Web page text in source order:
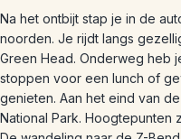
Na het ontbijt stap je in de
noorden. Je rijdt langs
Green Head. Onderweg heb
stoppen voor een lunch of
genieten. Aan het eind van
National Park. Hoogtepunten